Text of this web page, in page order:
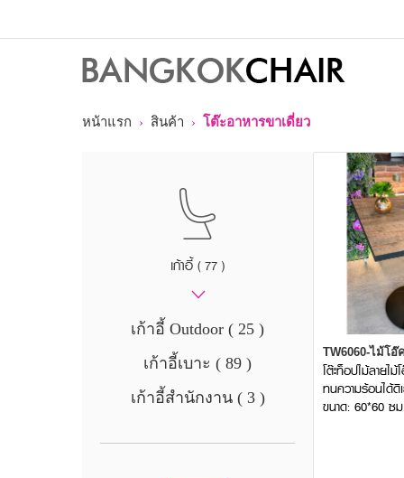
หน้าแรก › สินค้า › โต๊ะอาหารขาเดี่ยว
เก้าอี้( 77 )
เก้าอี้ Outdoor ( 25 )
เก้าอี้เบาะ ( 89 )
เก้าอี้สำนักงาน ( 3 )
TW6060-ไม้โอ๊
โต๊ะท็อปไม้ลายไ
ทนความร้อนได้ดี
ขนาด: 60*60 ซ